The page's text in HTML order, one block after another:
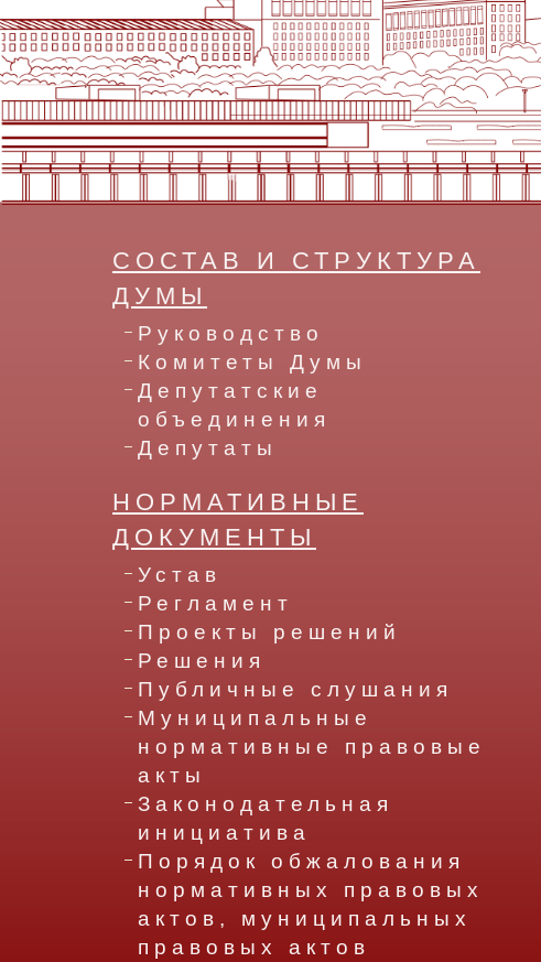
СОСТАВ И СТРУКТУРА
ДУМЫ
Руководство
Комитеты Думы
Депутатские
объединения
Депутаты
НОРМАТИВНЫЕ
ДОКУМЕНТЫ
Устав
Регламент
Проекты решений
Решения
Публичные слушания
Муниципальные
нормативные правовые
акты
Законодательная
инициатива
Порядок обжалования
нормативных правовых
актов, муниципальных
правовых актов